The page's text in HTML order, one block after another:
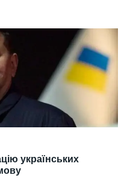
українських